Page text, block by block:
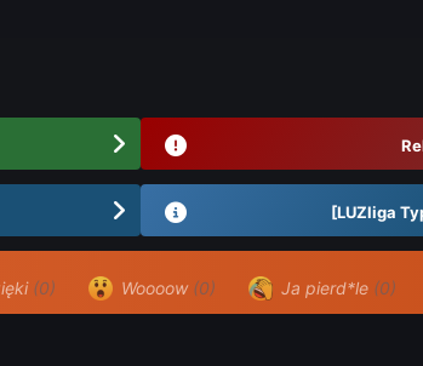
[LUZliga
(0) Woooow (0) Ja pierd*le (0)